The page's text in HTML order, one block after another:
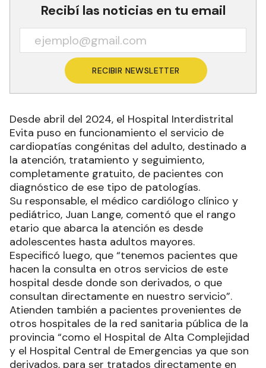
Recibí las noticias en tu email
RECIBIR NEWSLETTER
Desde abril del 2024, el Hospital Interdistrital
Evita puso en funcionamiento el servicio de
cardiopatías congénitas del adulto, destinado a
la atención, tratamiento y seguimiento,
completamente gratuito, de pacientes con
diagnóstico de ese tipo de patologías.
Su responsable, el médico cardiólogo clínico y
pediátrico, Juan Lange, comentó que el rango
etario que abarca la atención es desde
adolescentes hasta adultos mayores.
Especificó luego, que “tenemos pacientes que
hacen la consulta en otros servicios de este
hospital desde donde son derivados, o que
consultan directamente en nuestro servicio”.
Atienden también a pacientes provenientes de
otros hospitales de la red sanitaria pública de la
provincia “como el Hospital de Alta Complejidad
y el Hospital Central de Emergencias ya que son
derivados, para ser tratados directamente en